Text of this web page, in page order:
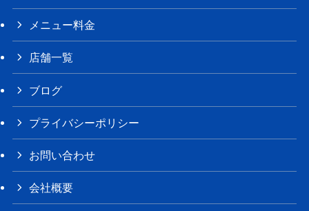
メニュー料金
店舗一覧
ブログ
プライバシーポリシー
お問い合わせ
会社概要